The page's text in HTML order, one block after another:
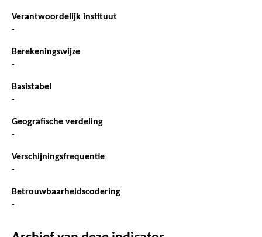
Verantwoordelijk instituut
-
Berekeningswijze
-
Basistabel
-
Geografische verdeling
-
Verschijningsfrequentie
-
Betrouwbaarheidscodering
-